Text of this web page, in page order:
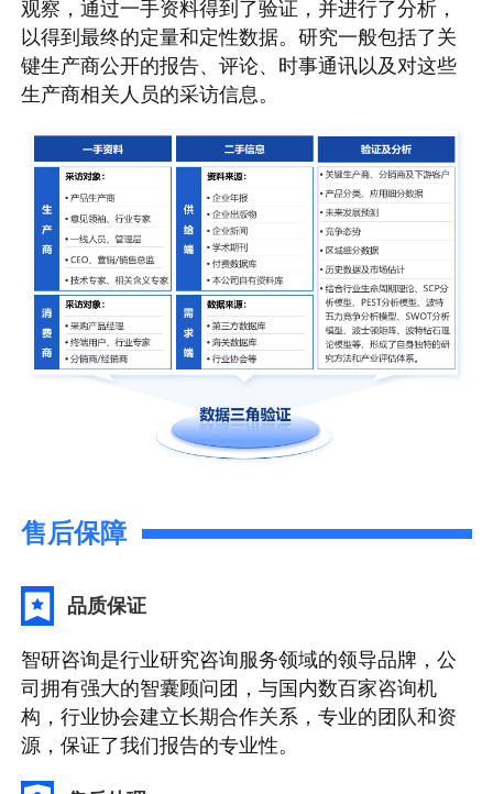
观察，通过一手资料得到了验证，并进行了分析，
以得到最终的定量和定性数据。研究一般包括了关
键生产商公开的报告、评论、时事通讯以及对这些
生产商相关人员的采访信息。
售后保障
品质保证
智研咨询是行业研究咨询服务领域的领导品牌，公
司拥有强大的智囊顾问团，与国内数百家咨询机
构，行业协会建立长期合作关系，专业的团队和资
源，保证了我们报告的专业性。